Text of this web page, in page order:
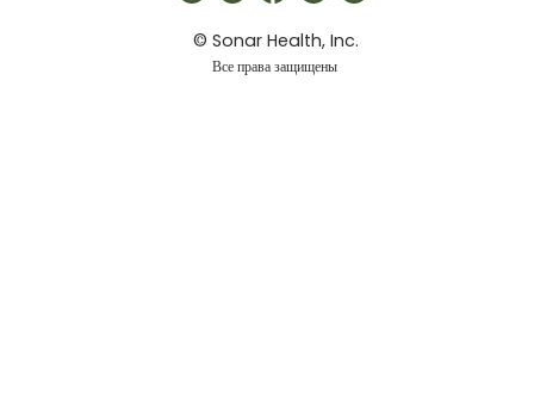
© Sonar Health, Inc.
Все права защищены